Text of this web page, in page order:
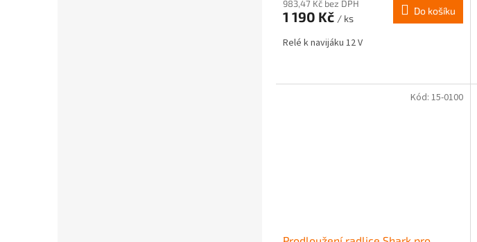
983,47 Kč bez DPH
1 190 Kč / ks
Do košíku
Relé k navijáku 12 V
Kód: 15-0100